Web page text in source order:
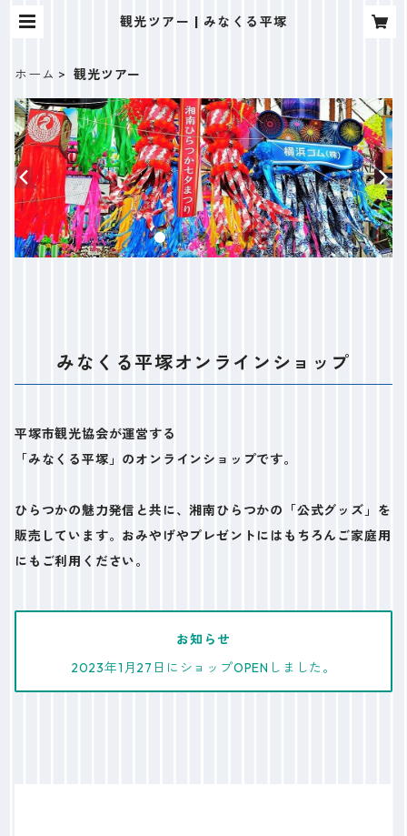
観光ツアー | みなくる平塚
ホーム 観光ツアー
みなくる平塚オンラインショップ
平塚市観光協会が運営する
「みなくる平塚」のオンラインショップです。
ひらつかの魅力発信と共に、湘南ひらつかの「公式グッズ」を
販売しています。おみやげやプレゼントにはもちろんご家庭用
にもご利用ください。
お知らせ
2023年1月27日にショップOPENしました。